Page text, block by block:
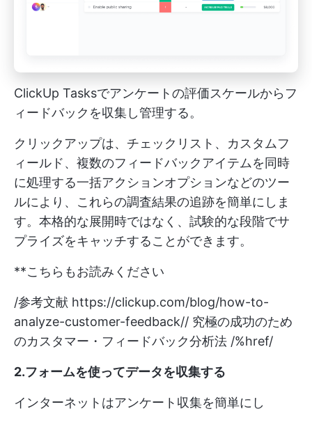
ClickUp Tasksでアンケートの評価スケールからフ
ィードバックを収集し管理する。
クリックアップは、チェックリスト、カスタムフ
ィールド、複数のフィードバックアイテムを同時
に処理する一括アクションオプションなどのツー
ルにより、これらの調査結果の追跡を簡単にしま
す。本格的な展開時ではなく、試験的な段階でサ
プライズをキャッチすることができます。
**こちらもお読みください
/参考文献 https://clickup.com/blog/how-to-
analyze-customer-feedback// 究極の成功のため
のカスタマー・フィードバック分析法 /%href/
2.フォームを使ってデータを収集する
インターネットはアンケート収集を簡単にし